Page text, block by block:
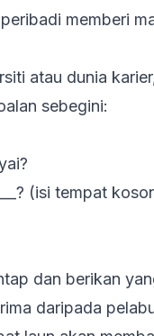
memberi
atau dunia
sebegini:
? (isi tempat
dan berikan
daripada